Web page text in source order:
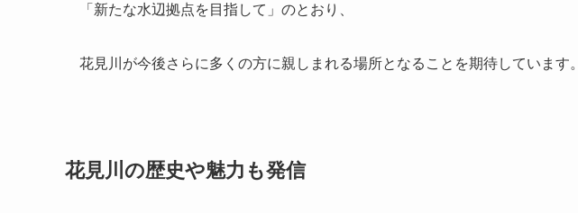
「新たな水辺拠点を目指して」のとおり、
花見川が今後さらに多くの方に親しまれる場所となることを期待しています。
花見川の歴史や魅力も発信